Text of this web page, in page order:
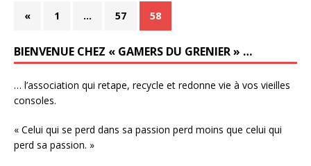
« 1 … 57 58
BIENVENUE CHEZ « GAMERS DU GRENIER » …
… l’association qui retape, recycle et redonne vie à vos vieilles
consoles.
« Celui qui se perd dans sa passion perd moins que celui qui
perd sa passion. »